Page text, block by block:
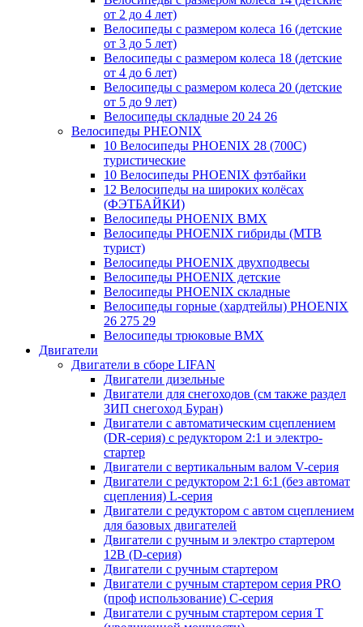
от 2 до 4 лет)
Велосипеды с размером колеса 16 (детские
от 3 до 5 лет)
Велосипеды с размером колеса 18 (детские
от 4 до 6 лет)
Велосипеды с размером колеса 20 (детские
от 5 до 9 лет)
Велосипеды складные 20 24 26
Велосипеды PHEONIX
10 Велосипеды PHOENIX 28 (700С)
туристические
10 Велосипеды PHOENIX фэтбайки
12 Велосипеды на широких колёсах
(ФЭТБАЙКИ)
Велосипеды PHOENIX BMX
Велосипеды PHOENIX гибриды (MTB
турист)
Велосипеды PHOENIX двухподвесы
Велосипеды PHOENIX детские
Велосипеды PHOENIX складные
Велосипеды горные (хардтейлы) PHOENIX
26 275 29
Велосипеды трюковые BMX
Двигатели
Двигатели в сборе LIFAN
Двигатели дизельные
Двигатели для снегоходов (см также раздел
ЗИП снегоход Буран)
Двигатели с автоматическим сцеплением
(DR-серия) с редуктором 2:1 и электро-
стартер
Двигатели с вертикальным валом V-серия
Двигатели с редуктором 2:1 6:1 (без автомат
сцепления) L-серия
Двигатели с редуктором с автом сцеплением
для базовых двигателей
Двигатели с ручным и электро стартером
12В (D-серия)
Двигатели с ручным стартером
Двигатели с ручным стартером серия PRO
(проф использование) C-серия
Двигатели с ручным стартером серия Т